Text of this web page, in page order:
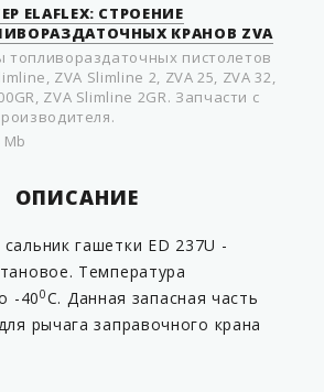
ELAFLEX: СТРОЕНИЕ
КРАНОВ ZVA
топливораздаточных пистолетов
ZVA Slimline 2, ZVA 25, ZVA 32,
ZVA Slimline 2GR. Запчасти с
Mb
ОПИСАНИЕ
гашетки ED 237U -
Температура
-400С. Данная запасная часть
рычага заправочного крана